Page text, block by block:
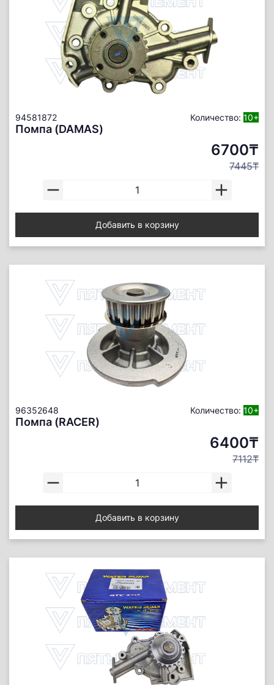
94581872 Количество: 10+
Помпа (DAMAS)
6700₸
7445₸
Добавить в корзину
96352648 Количество: 10+
Помпа (RACER)
6400₸
7112₸
Добавить в корзину